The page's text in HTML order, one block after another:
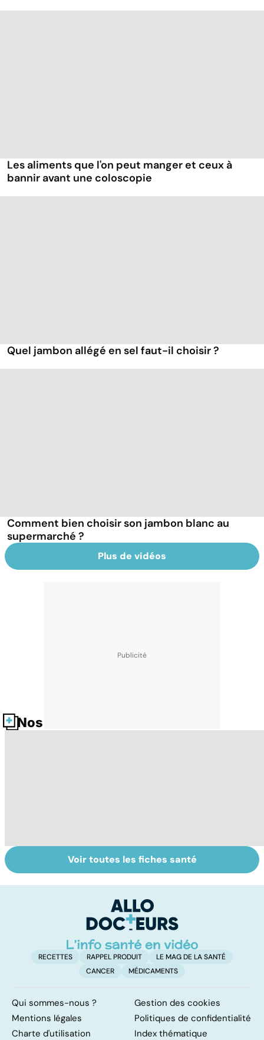
Les aliments que l'on peut manger et ceux à
bannir avant une coloscopie
Quel jambon allégé en sel faut-il choisir ?
Comment bien choisir son jambon blanc au
supermarché ?
Plus de vidéos
Nos fiches santé
colorectal :
Tout savoir sur
les infections
Voir toutes les fiches santé
RECETTES RAPPEL PRODUIT
LE MAG DE LA SANTÉ
CANCER
MÉDICAMENTS
Qui sommes-nous ?
Gestion des cookies
Mentions légales
Politiques de confidentialité
Charte d'utilisation
Index thématique